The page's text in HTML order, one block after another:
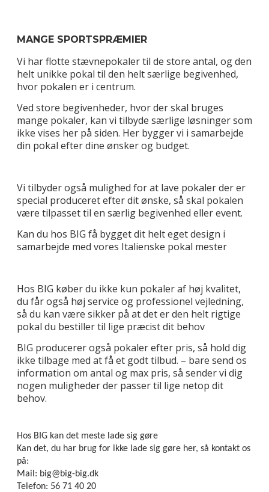
MANGE SPORTSPRÆMIER
Vi har flotte stævnepokaler til de store antal, og den
helt unikke pokal til den helt særlige begivenhed,
hvor pokalen er i centrum.
Ved store begivenheder, hvor der skal bruges
mange pokaler, kan vi tilbyde særlige løsninger som
ikke vises her på siden. Her bygger vi i samarbejde
din pokal efter dine ønsker og budget.
Vi tilbyder også mulighed for at lave pokaler der er
special produceret efter dit ønske, så skal pokalen
være tilpasset til en særlig begivenhed eller event.
Kan du hos BIG få bygget dit helt eget design i
samarbejde med vores Italienske pokal mester
Hos BIG køber du ikke kun pokaler af høj kvalitet,
du får også høj service og professionel vejledning,
så du kan være sikker på at det er den helt rigtige
pokal du bestiller til lige præcist dit behov
BIG producerer også pokaler efter pris, så hold dig
ikke tilbage med at få et godt tilbud. – bare send os
information om antal og max pris, så sender vi dig
nogen muligheder der passer til lige netop dit
behov.
Hos BIG kan det meste lade sig gøre
Kan det, du har brug for ikke lade sig gøre her, så kontakt os
på:
Mail: big@big-big.dk
Telefon: 56 71 40 20